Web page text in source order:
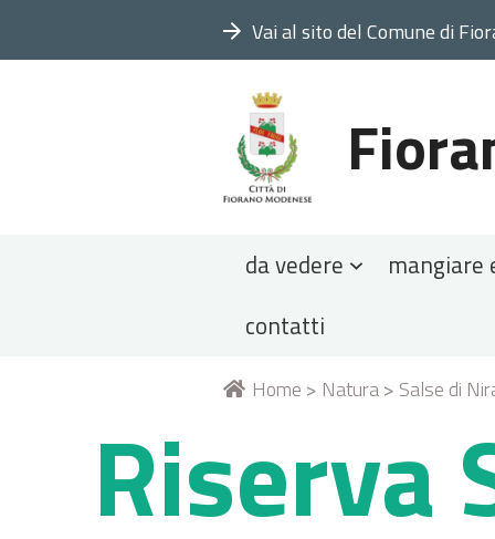
Vai al sito del Comune di
da vedere mangiare
contatti
Tu Home > Natura> Salse di
Riserva